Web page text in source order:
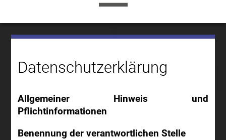
Datenschutzerklärung
Allgemeiner Hinweis und
Pflichtinformationen
Benennung der verantwortlichen Stelle